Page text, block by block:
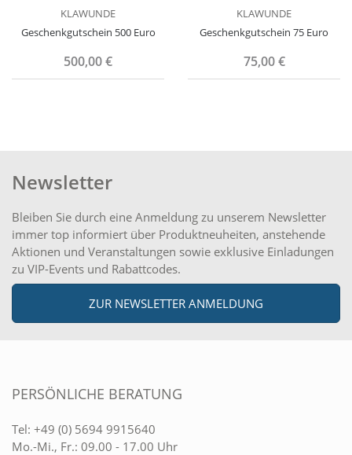
KLAWUNDE
Geschenkgutschein 500 Euro
500,00 €
KLAWUNDE
Geschenkgutschein 75 Euro
75,00 €
Newsletter
Bleiben Sie durch eine Anmeldung zu unserem Newsletter
immer top informiert über Produktneuheiten, anstehende
Aktionen und Veranstaltungen sowie exklusive Einladungen
zu VIP-Events und Rabattcodes.
ZUR NEWSLETTER ANMELDUNG
PERSÖNLICHE BERATUNG
Tel: +49 (0) 5694 9915640
Mo.-Mi., Fr.: 09.00 - 17.00 Uhr